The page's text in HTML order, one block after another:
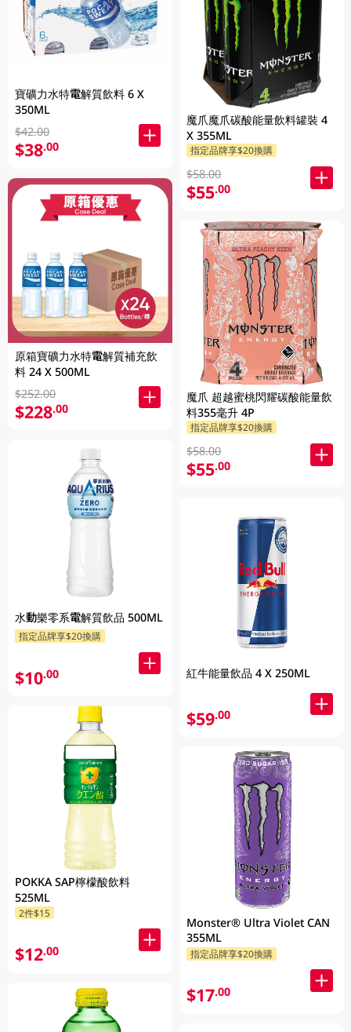
寶礦力水特電解質飲料 6 X
350ML
$42.00
$38.00
原箱寶礦力水特電解質補充飲
料 24 X 500ML
$252.00
$228.00
水動樂零系電解質飲品 500ML
指定品牌享$20換購
$10.00
POKKA SAP檸檬酸飲料
525ML
2件$15
$12.00
魔爪魔爪碳酸能量飲料罐裝 4
X 355ML
指定品牌享$20換購
$58.00
$55.00
魔爪 超越蜜桃閃耀碳酸能量飲
料355毫升 4P
指定品牌享$20換購
$58.00
$55.00
紅牛能量飲品 4 X 250ML
$59.00
Monster® Ultra Violet CAN
355ML
指定品牌享$20換購
$17.00